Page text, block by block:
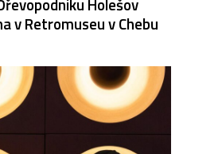
v Retromuseu v Chebu